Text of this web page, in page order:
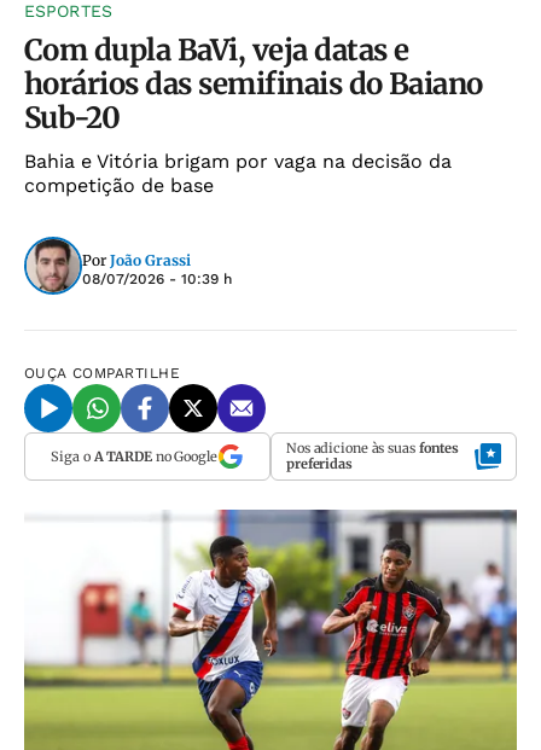
ESPORTES
Com dupla BaVi, veja datas e
horários das semifinais do Baiano
Sub-20
Bahia e Vitória brigam por vaga na decisão da
competição de base
Por João Grassi
08/07/2026 - 10:39 h
OUÇA COMPARTILHE
Siga o A TARDEno Google Nos adicione às suas fontes
preferidas